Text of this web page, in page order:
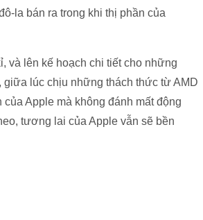
la bán ra trong khi thị phần của
và lên kế hoạch chi tiết cho những
giữa lúc chịu những thách thức từ AMD
Apple mà không đánh mất động
tương lai của Apple vẫn sẽ bền